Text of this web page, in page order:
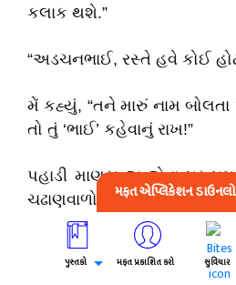
કલાક થશે.”
“અડચનભાઈ, રસ્તે હવે કોઈ
મેં કહ્યું, “તને મારું નામ
તો તું ‘ભાઈ’ કહેવાનું રાખ!”
પહાડી માણસ જ જેના પર
ચઢાણવાળો પથરાળ રસ્તો અમે
ટટ્ટુનો પગ લપસે અને કાદવ
“બસ થોડીવાર આવો રસ્તો છે,
મફત એપ્લિકેશન
પુસ્તકો મફત પ્રકાશિત કરો સુવિચાર